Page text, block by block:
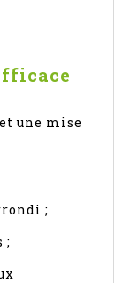
une mise
;
;